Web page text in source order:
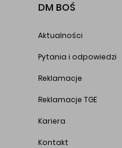
DM BOŚ
Aktualności
Pytania i odpowiedzi
Reklamacje
Reklamacje TGE
Kariera
Kontakt